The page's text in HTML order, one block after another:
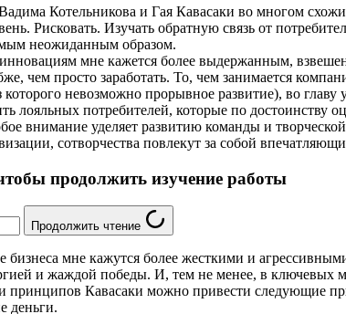
Котельникова и Гая Кавасаки во многом
Рисковать. Изучать обратную связь от
неожиданным образом.
мне кажется более выдержанным,
чем просто заработать. То, чем занимается
которого невозможно прорывное развитие), во
лояльных потребителей, которые по достоинству
внимание уделяет развитию команды и
сотворчества повлекут за собой
продолжить изучение работы
Продолжить чтение
бизнеса мне кажутся более жесткими и
и жаждой победы. И, тем не менее, в ключевых
принципов Кавасаки можно привести следующие
деньги.